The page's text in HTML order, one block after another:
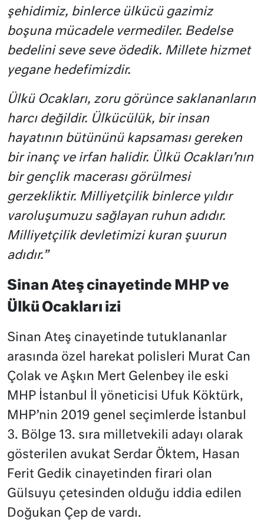
şehidimiz, binlerce ülkücü gazimiz
boşuna mücadele vermediler. Bedelse
bedelini seve seve ödedik. Millete hizmet
yegane hedefimizdir.
Ülkü Ocakları, zoru görünce saklananların
harcı değildir. Ülkücülük, bir insan
hayatının bütününü kapsaması gereken
bir inanç ve irfan halidir. Ülkü Ocakları’nın
bir gençlik macerası görülmesi
gerzekliktir. Milliyetçilik binlerce yıldır
varoluşumuzu sağlayan ruhun adıdır.
Milliyetçilik devletimizi kuran şuurun
adıdır.”
Sinan Ateş cinayetinde MHP ve
Ülkü Ocakları izi
Sinan Ateş cinayetinde tutuklananlar
arasında özel harekat polisleri Murat Can
Çolak ve Aşkın Mert Gelenbey ile eski
MHP İstanbul İl yöneticisi Ufuk Köktürk,
MHP’nin 2019 genel seçimlerde İstanbul
3. Bölge 13. sıra milletvekili adayı olarak
gösterilen avukat Serdar Öktem, Hasan
Ferit Gedik cinayetinden firari olan
Gülsuyu çetesinden olduğu iddia edilen
Doğukan Çep de vardı.